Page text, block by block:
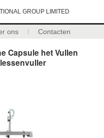
GROUP LIMITED
ons Contacten
Capsule het Vullen